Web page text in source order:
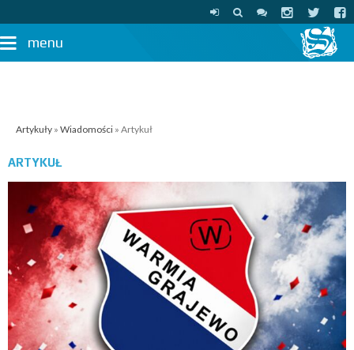
menu
Artykuły » Wiadomości » Artykuł
ARTYKUŁ